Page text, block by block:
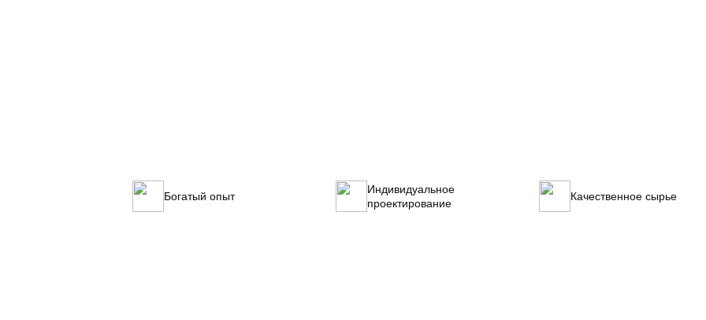
Богатый опыт
Индивидуальное
проектирование
Качественное сырье